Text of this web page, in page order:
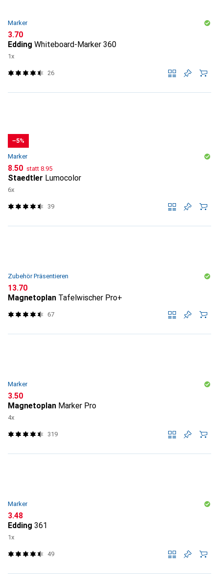
Marker
CHF
3.70
Edding Whiteboard-Marker 360
1x
26
−5%
Marker
CHF
8.50 statt CHF
8.95
Staedtler Lumocolor
6x
39
Zubehör Präsentieren
CHF
13.70
Magnetoplan Tafelwischer Pro+
67
Marker
CHF
3.50
Magnetoplan Marker Pro
4x
319
Marker
CHF
3.48
Edding 361
1x
49